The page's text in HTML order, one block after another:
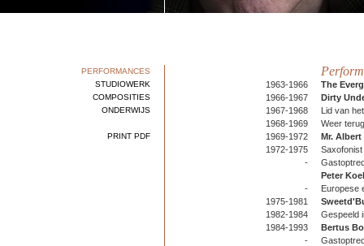
1963-1966
The
1966-1967
Dirty
1967-1968
Lid van
1968-1969
Weer
1969-1972
Mr. Albert
1972-1975
-
Peter
-
Europese
1975-1981
1982-1984
Gespeeld
1984-1993
Bertus
-
PERFORMANCES
STUDIOWERK
COMPOSITIES
ONDERWIJS
PRINT PDF